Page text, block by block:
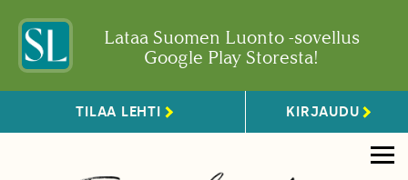
Lataa Suomen Luonto -sovellus
Google Play Storesta!
TILAA LEHTI KIRJAUDU